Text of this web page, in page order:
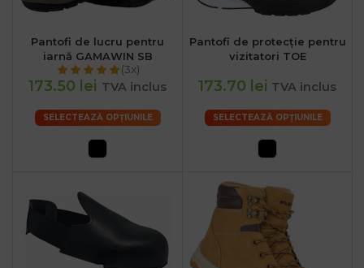
Pantofi de lucru pentru
iarnă GAMAWIN SB
(3x)
173.50 lei TVA inclus
SELECTEAZĂ OPȚIUNILE
Pantofi de protecție pentru
vizitatori TOE
173.70 lei TVA inclus
SELECTEAZĂ OPȚIUNILE